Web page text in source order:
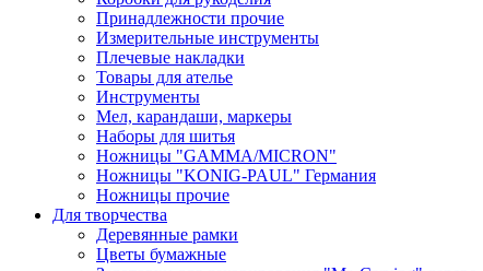
Принадлежности прочие
Измерительные инструменты
Плечевые накладки
Товары для ателье
Инструменты
Мел, карандаши, маркеры
Наборы для шитья
Ножницы "GAMMA/MICRON"
Ножницы "KONIG-PAUL" Германия
Ножницы прочие
Для творчества
Деревянные рамки
Цветы бумажные